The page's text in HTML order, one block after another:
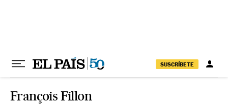
SUSCRÍBETE
François Fillon